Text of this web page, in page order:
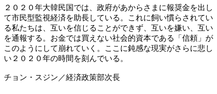
２０２０年大韓民国では、政府があからさまに報奨金を出し
て市民型監視経済を助長している。これに飼い慣らされてい
る私たちは、互いを信じることができず、互いを嫌い、互い
を通報する。お金では買えない社会的資本である「信頼」が
このようにして崩れていく。ここに鈍感な現実がさらに悲し
い２０２０年の時間を刻んでいる。
チョン・スジン／経済政策部次長